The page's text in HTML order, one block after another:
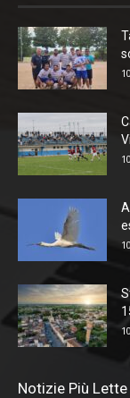
Notizie Più Lette